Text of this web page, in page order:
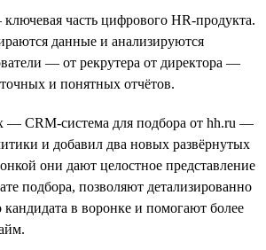
часть цифрового HR-продукта.
данные и анализируются
— от рекрутера от директора —
и понятных отчётов.
— CRM-система для подбора от hh.ru —
и добавил два новых развёрнутых
они дают целостное представление
подбора, позволяют детализированно
кандидата в воронке и помогают более